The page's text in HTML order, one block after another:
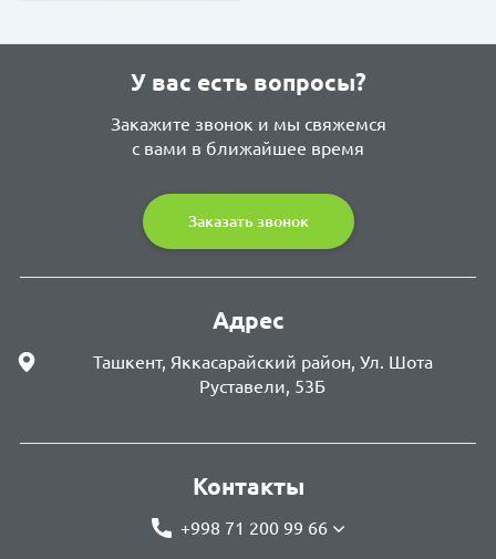
У вас есть вопросы?
Закажите звонок и мы свяжемся
с вами в ближайшее время
Заказать звонок
Адрес
Ташкент, Яккасарайский район, Ул. Шота
Руставели, 53Б
Контакты
+998 71 200 99 66